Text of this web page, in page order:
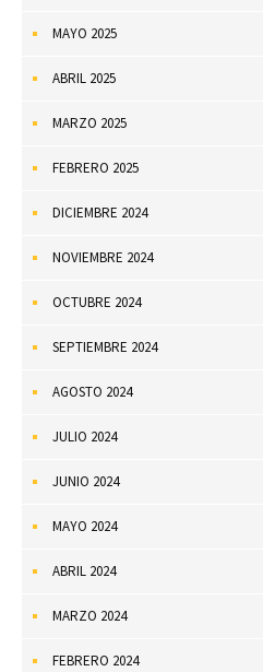
MAYO 2025
ABRIL 2025
MARZO 2025
FEBRERO 2025
DICIEMBRE 2024
NOVIEMBRE 2024
OCTUBRE 2024
SEPTIEMBRE 2024
AGOSTO 2024
JULIO 2024
JUNIO 2024
MAYO 2024
ABRIL 2024
MARZO 2024
FEBRERO 2024